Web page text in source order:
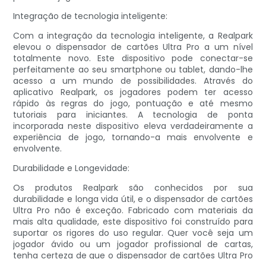
Integração de tecnologia inteligente:
Com a integração da tecnologia inteligente, a Realpark
elevou o dispensador de cartões Ultra Pro a um nível
totalmente novo. Este dispositivo pode conectar-se
perfeitamente ao seu smartphone ou tablet, dando-lhe
acesso a um mundo de possibilidades. Através do
aplicativo Realpark, os jogadores podem ter acesso
rápido às regras do jogo, pontuação e até mesmo
tutoriais para iniciantes. A tecnologia de ponta
incorporada neste dispositivo eleva verdadeiramente a
experiência de jogo, tornando-a mais envolvente e
envolvente.
Durabilidade e Longevidade:
Os produtos Realpark são conhecidos por sua
durabilidade e longa vida útil, e o dispensador de cartões
Ultra Pro não é exceção. Fabricado com materiais da
mais alta qualidade, este dispositivo foi construído para
suportar os rigores do uso regular. Quer você seja um
jogador ávido ou um jogador profissional de cartas,
tenha certeza de que o dispensador de cartões Ultra Pro